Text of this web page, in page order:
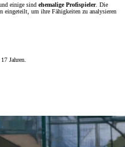
einige sind ehemalige Profispieler. Die
eingeteilt, um ihre Fähigkeiten zu analysieren
Jahren.